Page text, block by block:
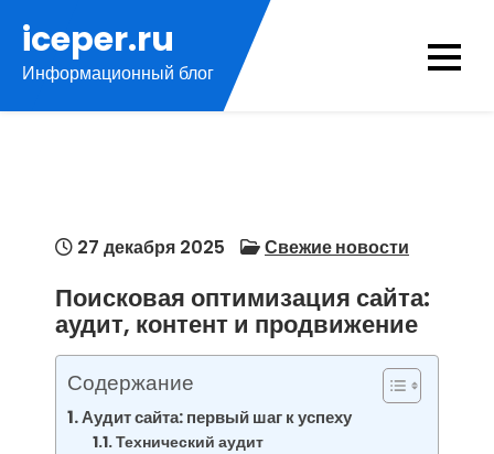
содержимому
iceper.ru
Информационный блог
27 декабря 2025 Свежие новости
Поисковая оптимизация сайта:
аудит, контент и продвижение
Содержание
Аудит сайта: первый шаг к успеху
Технический аудит